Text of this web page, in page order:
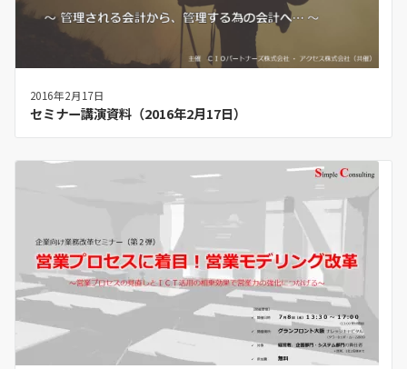
2016年2月17日
セミナー講演資料（2016年2月17日）